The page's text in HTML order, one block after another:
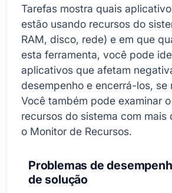
Tarefas mostra quais
estão usando recursos do
RAM, disco, rede) e em que
esta ferramenta, você pode
aplicativos que afetam
desempenho e encerrá-los, se
Você também pode examinar
recursos do sistema com mais
o Monitor de Recursos.
Problemas de
de solução